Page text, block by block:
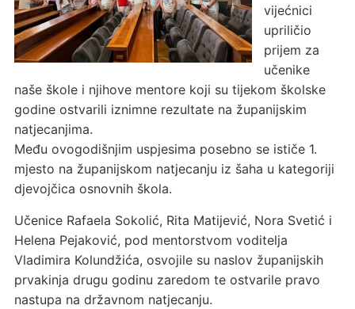
vijećnici
upriličio
prijem za
učenike
naše škole i njihove mentore koji su tijekom školske
godine ostvarili iznimne rezultate na županijskim
natjecanjima.
Među ovogodišnjim uspjesima posebno se ističe 1.
mjesto na županijskom natjecanju iz šaha u kategoriji
djevojčica osnovnih škola.
Učenice Rafaela Sokolić, Rita Matijević, Nora Svetić i
Helena Pejaković, pod mentorstvom voditelja
Vladimira Kolundžića, osvojile su naslov županijskih
prvakinja drugu godinu zaredom te ostvarile pravo
nastupa na državnom natjecanju.